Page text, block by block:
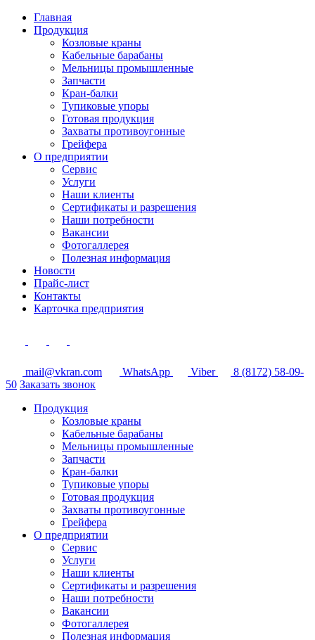
Главная
Продукция
Козловые краны
Кабельные барабаны
Мельницы промышленные
Запчасти
Кран-балки
Тупиковые упоры
Готовая продукция
Захваты противоугонные
Грейфера
О предприятии
Сервис
Услуги
Наши клиенты
Сертификаты и разрешения
Наши потребности
Вакансии
Фотогаллерея
Полезная информация
Новости
Прайс-лист
Контакты
Карточка предприятия
mail@vkran.com WhatsApp Viber
8 (8172) 58-09-
50 Заказать звонок
Продукция
Козловые краны
Кабельные барабаны
Мельницы промышленные
Запчасти
Кран-балки
Тупиковые упоры
Готовая продукция
Захваты противоугонные
Грейфера
О предприятии
Сервис
Услуги
Наши клиенты
Сертификаты и разрешения
Наши потребности
Вакансии
Фотогаллерея
Полезная информация